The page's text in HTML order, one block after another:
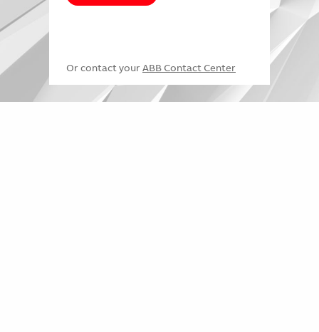
Or contact your ABB Contact Center